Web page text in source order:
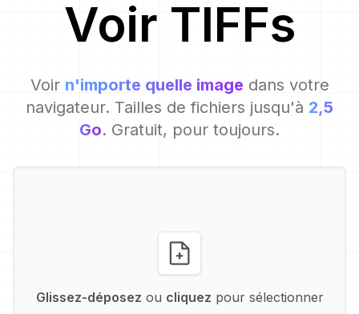
Voir TIFFs
Voir n'importe quelle image dans votre
navigateur. Tailles de fichiers jusqu'à 2,5
Go. Gratuit, pour toujours.
Glissez-déposez ou cliquez pour sélectionner